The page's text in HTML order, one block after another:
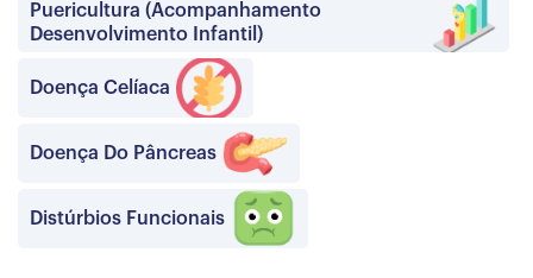
Puericultura (Acompanhamento
Desenvolvimento Infantil)
Doença Celíaca
Doença Do Pâncreas
Distúrbios Funcionais